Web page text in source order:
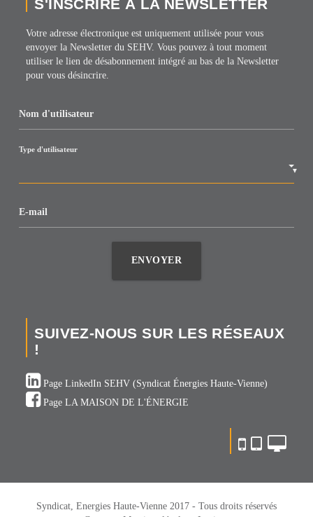
S'INSCRIRE À LA NEWSLETTER
Votre adresse électronique est uniquement utilisée pour vous
envoyer la Newsletter du SEHV. Vous pouvez à tout moment
utiliser le lien de désabonnement intégré au bas de la Newsletter
pour vous désincrire.
Nom d'utilisateur
▼
Type d'utilisateur
E-mail
ENVOYER
SUIVEZ-NOUS SUR LES RÉSEAUX
!
Page LinkedIn SEHV (Syndicat Énergies Haute-Vienne)
Page LA MAISON DE L'ÉNERGIE
Syndicat, Energies Haute-Vienne 2017 - Tous droits réservés